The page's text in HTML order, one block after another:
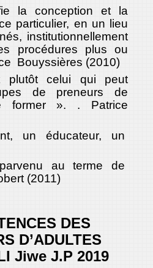
la conception et la
particulier, en un lieu
institutionnellement
procédures plus ou
Bouyssières (2010)
plutôt celui qui peut
de preneurs de
former ».
. Patrice
un éducateur, un
au terme de
(2011)
DES
D’ADULTES
Jiwe J.P 2019